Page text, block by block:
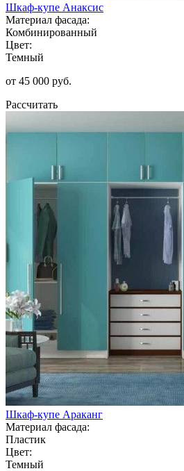
Шкаф-купе Анаксис
Материал фасада:
Комбинированный
Цвет:
Темный
от 45 000 руб.
Рассчитать
Шкаф-купе Араканг
Материал фасада:
Пластик
Цвет:
Темный